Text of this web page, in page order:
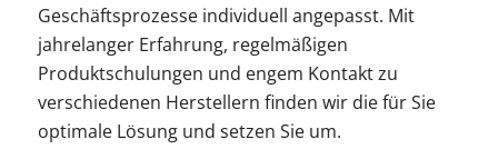
Geschäftsprozesse individuell angepasst. Mit
jahrelanger Erfahrung, regelmäßigen
Produktschulungen und engem Kontakt zu
verschiedenen Herstellern finden wir die für Sie
optimale Lösung und setzen Sie um.